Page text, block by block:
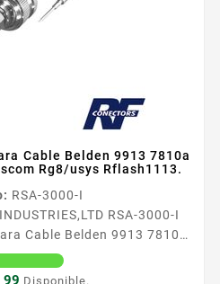
Cable Belden 9913 7810a
Rg8/usys Rflash1113.
RSA-3000-I
RSA-3000-I
Cable Belden 9913 7810a
Rg8/usys Rflash1113.
Macho Especial para Cable
99 Disponible.